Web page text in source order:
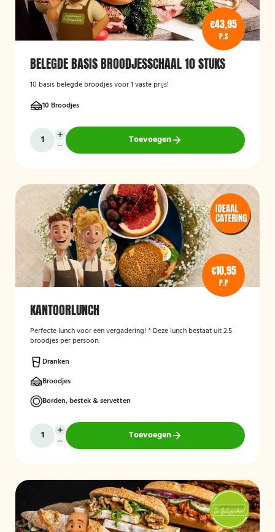
€43,95
P.S
BELEGDE BASIS BROODJESSCHAAL 10 STUKS
10 basis belegde broodjes voor 1 vaste prijs!
10 Broodjes
Toevoegen
€10,95
P.P
KANTOORLUNCH
Perfecte lunch voor een vergadering! * Deze lunch bestaat uit 2.5
broodjes per persoon.
Dranken
Broodjes
Borden, bestek & servetten
Toevoegen